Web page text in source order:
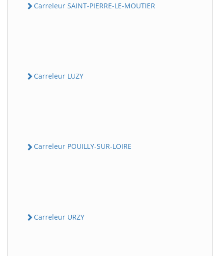
Carreleur SAINT-PIERRE-LE-MOUTIER
Carreleur LUZY
Carreleur POUILLY-SUR-LOIRE
Carreleur URZY